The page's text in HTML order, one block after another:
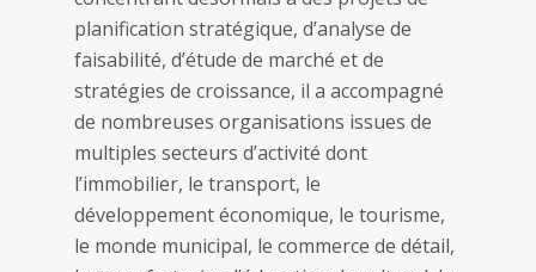
planification stratégique, d’analyse de
faisabilité, d’étude de marché et de
stratégies de croissance, il a accompagné
de nombreuses organisations issues de
multiples secteurs d’activité dont
l’immobilier, le transport, le
développement économique, le tourisme,
le monde municipal, le commerce de détail,